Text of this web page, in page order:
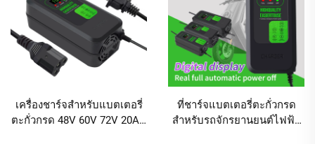
เครื่องชาร์จสำหรับแบตเตอรี่
ตะกั่วกรด 48V 60V 72V 20AH
ที่ชาร์จแบตเตอรี่ตะกั่วกรด
สำหรับรถจักรยานยนต์ไฟฟ้า